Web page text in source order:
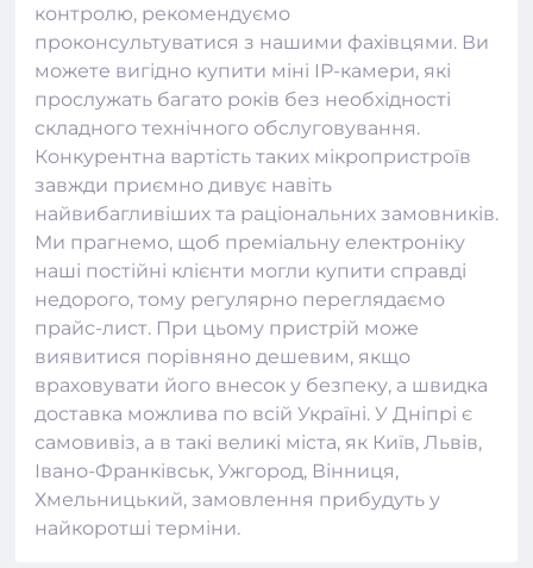
контролю, рекомендуємо
проконсультуватися з нашими фахівцями. Ви
можете вигідно купити міні IP-камери, які
прослужать багато років без необхідності
складного технічного обслуговування.
Конкурентна вартість таких мікропристроїв
завжди приємно дивує навіть
найвибагливіших та раціональних замовників.
Ми прагнемо, щоб преміальну електроніку
наші постійні клієнти могли купити справді
недорого, тому регулярно переглядаємо
прайс-лист. При цьому пристрій може
виявитися порівняно дешевим, якщо
враховувати його внесок у безпеку, а швидка
доставка можлива по всій Україні. У Дніпрі є
самовивіз, а в такі великі міста, як Київ, Львів,
Івано-Франківськ, Ужгород, Вінниця,
Хмельницький, замовлення прибудуть у
найкоротші терміни.